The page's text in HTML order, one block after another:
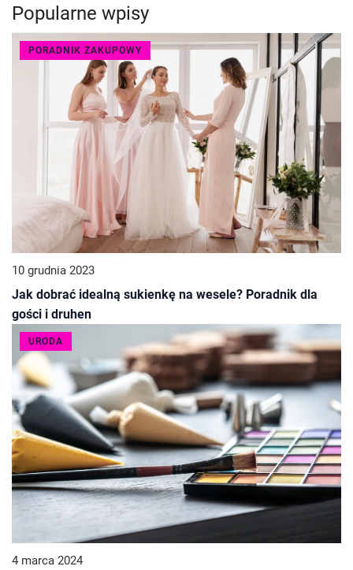
Popularne wpisy
PORADNIK ZAKUPOWY
10 grudnia 2023
Jak dobrać idealną sukienkę na wesele? Poradnik dla
gości i druhen
URODA
4 marca 2024